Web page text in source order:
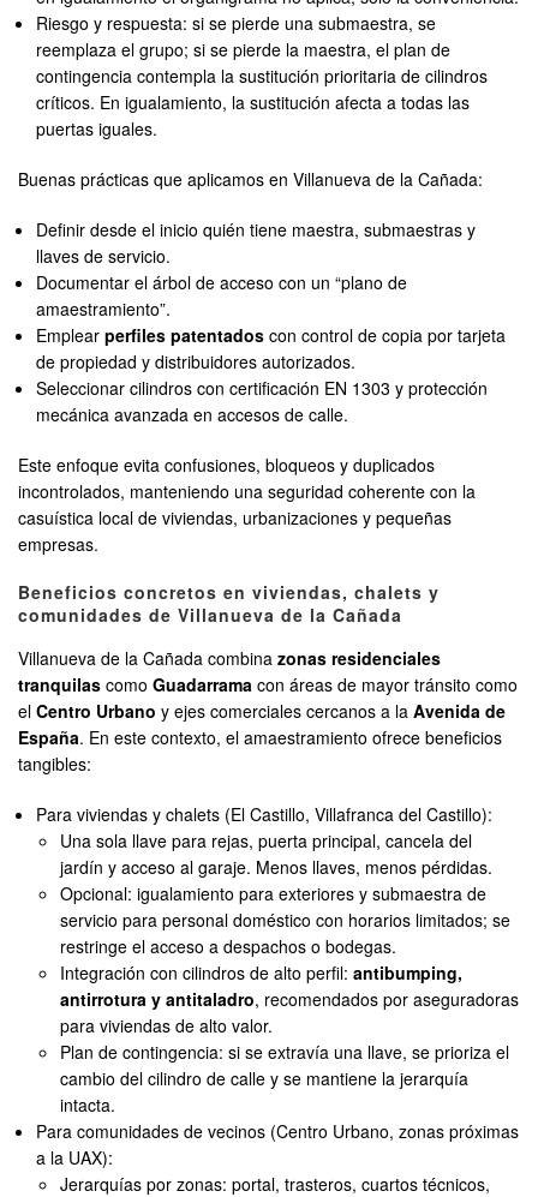
Riesgo y respuesta: si se pierde una submaestra, se
reemplaza el grupo; si se pierde la maestra, el plan de
contingencia contempla la sustitución prioritaria de cilindros
críticos. En igualamiento, la sustitución afecta a todas las
puertas iguales.
Buenas prácticas que aplicamos en Villanueva de la Cañada:
Definir desde el inicio quién tiene maestra, submaestras y
llaves de servicio.
Documentar el árbol de acceso con un “plano de
amaestramiento”.
Emplearperfiles patentados con control de copia por tarjeta
de propiedad y distribuidores autorizados.
Seleccionar cilindros con certificación EN 1303 y protección
mecánica avanzada en accesos de calle.
Este enfoque evita confusiones, bloqueos y duplicados
incontrolados, manteniendo una seguridad coherente con la
casuística local de viviendas, urbanizaciones y pequeñas
empresas.
Beneficios concretos en viviendas, chalets y
comunidades de Villanueva de la Cañada
Villanueva de la Cañada combina zonas residenciales
tranquilas como Guadarrama con áreas de mayor tránsito como
el Centro Urbano y ejes comerciales cercanos a la Avenida de
España. En este contexto, el amaestramiento ofrece beneficios
tangibles:
Para viviendas y chalets (El Castillo, Villafranca del Castillo):
Una sola llave para rejas, puerta principal, cancela del
jardín y acceso al garaje. Menos llaves, menos pérdidas.
Opcional: igualamiento para exteriores y submaestra de
servicio para personal doméstico con horarios limitados; se
restringe el acceso a despachos o bodegas.
Integración con cilindros de alto perfil:antibumping,
antirrotura y antitaladro, recomendados por aseguradoras
para viviendas de alto valor.
Plan de contingencia: si se extravía una llave, se prioriza el
cambio del cilindro de calle y se mantiene la jerarquía
intacta.
Para comunidades de vecinos (Centro Urbano, zonas próximas
a la UAX):
Jerarquías por zonas: portal, trasteros, cuartos técnicos,